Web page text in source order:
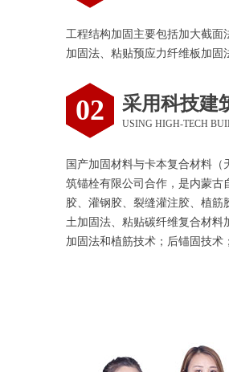
工程结构加固主要包括加大截
加固法、粘贴预应力纤维板加
02 采用科技建
USING HIGH-TECH
国产加固材料与卡本复合材料
筑锚栓有限公司合作，是内蒙古
胶、灌钢胶、裂缝灌注胶、植
土加固法、粘贴碳纤维复合材
加固法和植筋技术；后锚固技术